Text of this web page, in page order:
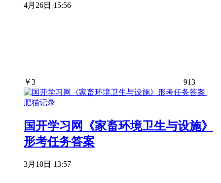
4月26日 15:56
￥3 913
国开学习网《家畜环境卫生与设施》
形考任务答案
3月10日 13:57